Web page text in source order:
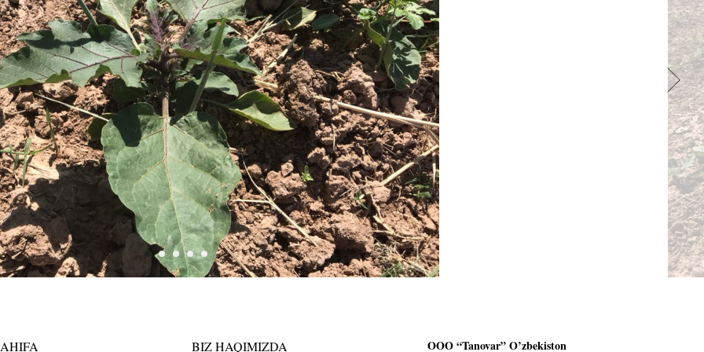
BIZ HAQIMIZDA OOO “Tanovar” O’zbekiston